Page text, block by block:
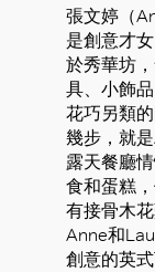
張文婷（
是創意才
於秀華坊
具、小飾
花巧另類
幾步，就
露天餐廳
食和蛋糕
有接骨木
Anne和
創意的英